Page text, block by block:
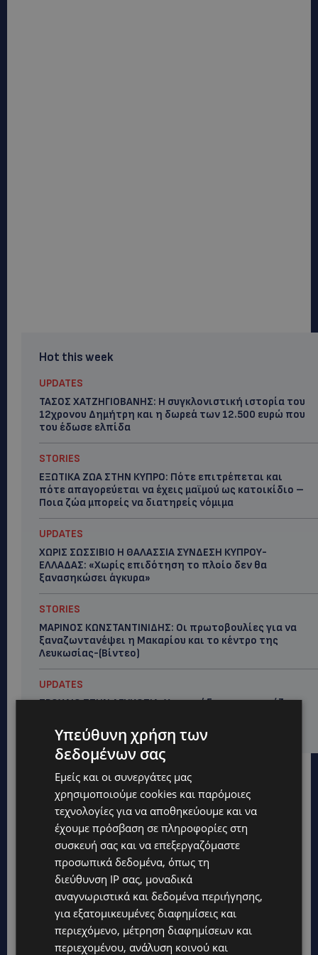
Hot this week
UPDATES
ΤΑΣΟΣ ΧΑΤΖΗΓΙΟΒΑΝΗΣ: Η συγκλονιστική ιστορία του
12χρονου Δημήτρη και η δωρεά των 12.500 ευρώ που
του έδωσε ελπίδα
STORIES
ΕΞΩΤΙΚΑ ΖΩΑ ΣΤΗΝ ΚΥΠΡΟ: Πότε επιτρέπεται και
πότε απαγορεύεται να έχεις μαϊμού ως κατοικίδιο –
Ποια ζώα μπορείς να διατηρείς νόμιμα
UPDATES
ΧΩΡΙΣ ΣΩΣΣΙΒΙΟ Η ΘΑΛΑΣΣΙΑ ΣΥΝΔΕΣΗ ΚΥΠΡΟΥ-
ΕΛΛΑΔΑΣ: «Χωρίς επιδότηση το πλοίο δεν θα
ξανασηκώσει άγκυρα»
STORIES
ΜΑΡΙΝΟΣ ΚΩΝΣΤΑΝΤΙΝΙΔΗΣ: Οι πρωτοβουλίες για να
ξαναζωντανέψει η Μακαρίου και το κέντρο της
Λευκωσίας-(Βίντεο)
UPDATES
ΤΡΟΧΑΙΟ ΣΤΗΝ ΛΕΥΚΩΣΙΑ: Χειροπέδες και στη σύζυγο
Αστυνομία
Υπεύθυνη χρήση των
δεδομένων σας
Εμείς και οι συνεργάτες μας
χρησιμοποιούμε cookies και παρόμοιες
τεχνολογίες για να αποθηκεύουμε και να
έχουμε πρόσβαση σε πληροφορίες στη
συσκευή σας και να επεξεργαζόμαστε
προσωπικά δεδομένα, όπως τη
διεύθυνση IP σας, μοναδικά
αναγνωριστικά και δεδομένα περιήγησης,
για εξατομικευμένες διαφημίσεις και
περιεχόμενο, μέτρηση διαφημίσεων και
περιεχομένου, ανάλυση κοινού και